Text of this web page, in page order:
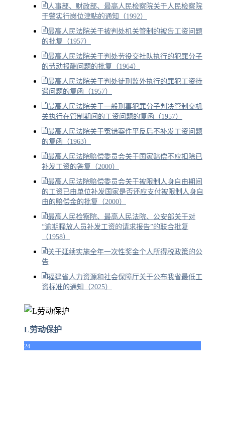
人事部、财政部、最高人民检察院关于人民检察院
干警实行岗位津贴的通知（1992）
最高人民法院关于被判处机关管制的被告工资问题
的批复（1957）
最高人民法院关于判处劳役交社队执行的犯罪分子
的劳动报酬问题的批复（1964）
最高人民法院关于判处徒刑监外执行的罪犯工资待
遇问题的复函（1957）
最高人民法院关于一般刑事犯罪分子判决管制交机
关执行在管制期间的工资问题的复函（1957）
最高人民法院关于冤错案件平反后不补发工资问题
的复函（1963）
最高人民法院赔偿委员会关于国家赔偿不应扣除已
补发工资的答复（2000）
最高人民法院赔偿委员会关于被限制人身自由期间
的工资已由单位补发国家是否还应支付被限制人身自
由的赔偿金的批复（2000）
最高人民检察院、最高人民法院、公安部关于对
“逾期释放人员补发工资的请求报告”的联合批复
（1958）
关于延续实施全年一次性奖金个人所得税政策的公
告
福建省人力资源和社会保障厅关于公布我省最低工
资标准的通知（2025）
L劳动保护
24